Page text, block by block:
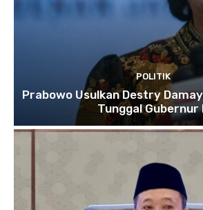
POLITIK
Prabowo Usulkan Destry
Tunggal Gubernur